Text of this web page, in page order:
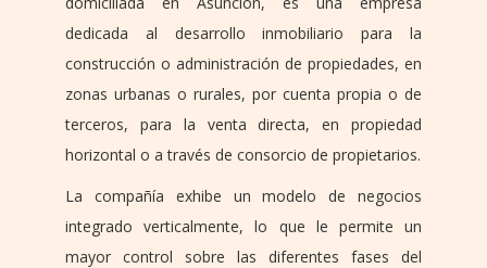
dedicada al desarrollo inmobiliario para la
construcción o administración de propiedades, en
zonas urbanas o rurales, por cuenta propia o de
terceros, para la venta directa, en propiedad
horizontal o a través de consorcio de propietarios.
La compañía exhibe un modelo de negocios
integrado verticalmente, lo que le permite un
mayor control sobre las diferentes fases del